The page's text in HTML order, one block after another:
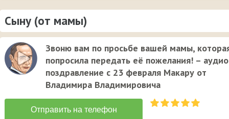
Сыну (от мамы)
Звоню вам по просьбе вашей мамы,
попросила передать её пожелания! – аудио
поздравление с 23 февраля Макару от
Владимира Владимировича